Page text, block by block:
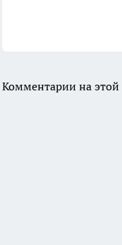
Комментарии на